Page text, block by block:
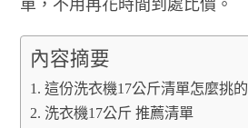
單，不用再花時間到處比價。
內容摘要
這份洗衣機17公斤清單怎麼挑的
洗衣機17公斤 推薦清單